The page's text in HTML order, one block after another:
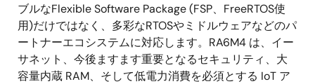
ブルなFlexible Software Package (FSP、FreeRTOS使
用)だけではなく、多彩なRTOSやミドルウェアなどのパ
ートナーエコシステムに対応します。RA6M4 は、イー
サネット、今後ますます重要となるセキュリティ、大
容量内蔵 RAM、そして低電力消費を必須とする IoT ア